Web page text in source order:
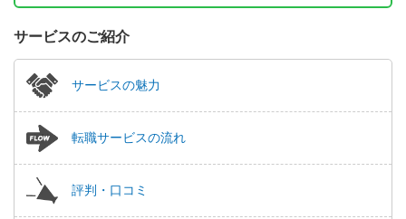
サービスのご紹介
サービスの魅力
転職サービスの流れ
評判・口コミ